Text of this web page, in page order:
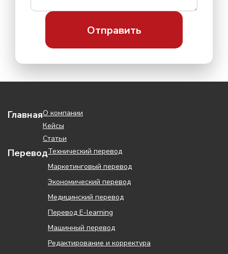
ГлавнаяО компании
Кейсы
Статьи
ПереводТехнический перевод
Маркетинговый перевод
Экономический перевод
Медицинский перевод
Перевод Е-learning
Машинный перевод
Редактирование и корректура